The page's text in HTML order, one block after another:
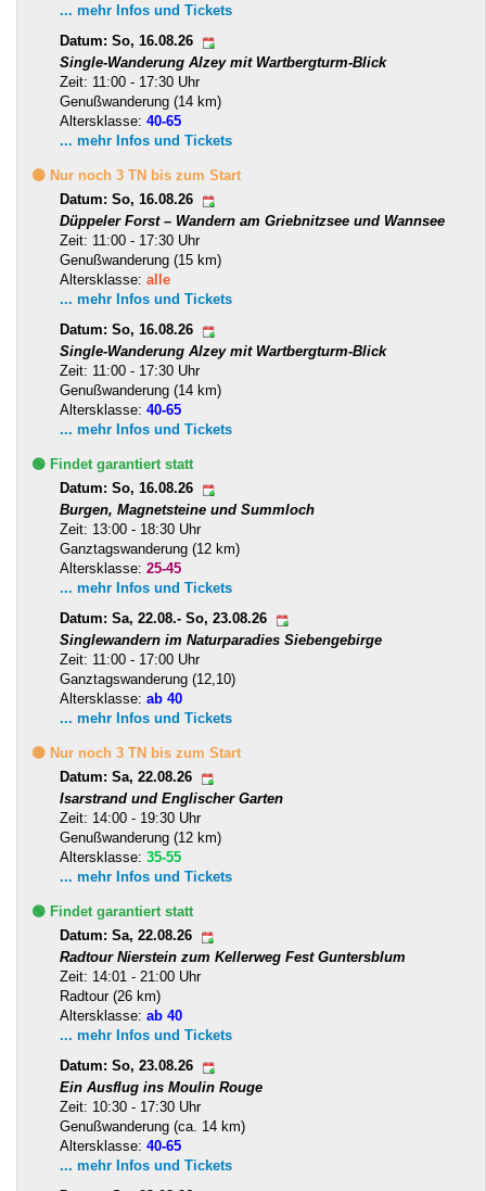
... mehr Infos und Tickets
Datum: So, 16.08.26
Single-Wanderung Alzey mit Wartbergturm-Blick
Zeit: 11:00 - 17:30 Uhr
Genußwanderung (14 km)
Altersklasse: 40-65
... mehr Infos und Tickets
🟡 Nur noch 3 TN bis zum Start
Datum: So, 16.08.26
Düppeler Forst – Wandern am Griebnitzsee und Wannsee
Zeit: 11:00 - 17:30 Uhr
Genußwanderung (15 km)
Altersklasse: alle
... mehr Infos und Tickets
Datum: So, 16.08.26
Single-Wanderung Alzey mit Wartbergturm-Blick
Zeit: 11:00 - 17:30 Uhr
Genußwanderung (14 km)
Altersklasse: 40-65
... mehr Infos und Tickets
🟢 Findet garantiert statt
Datum: So, 16.08.26
Burgen, Magnetsteine und Summloch
Zeit: 13:00 - 18:30 Uhr
Ganztagswanderung (12 km)
Altersklasse: 25-45
... mehr Infos und Tickets
Datum: Sa, 22.08.- So, 23.08.26
Singlewandern im Naturparadies Siebengebirge
Zeit: 11:00 - 17:00 Uhr
Ganztagswanderung (12,10)
Altersklasse: ab 40
... mehr Infos und Tickets
🟡 Nur noch 3 TN bis zum Start
Datum: Sa, 22.08.26
Isarstrand und Englischer Garten
Zeit: 14:00 - 19:30 Uhr
Genußwanderung (12 km)
Altersklasse: 35-55
... mehr Infos und Tickets
🟢 Findet garantiert statt
Datum: Sa, 22.08.26
Radtour Nierstein zum Kellerweg Fest Guntersblum
Zeit: 14:01 - 21:00 Uhr
Radtour (26 km)
Altersklasse: ab 40
... mehr Infos und Tickets
Datum: So, 23.08.26
Ein Ausflug ins Moulin Rouge
Zeit: 10:30 - 17:30 Uhr
Genußwanderung (ca. 14 km)
Altersklasse: 40-65
... mehr Infos und Tickets